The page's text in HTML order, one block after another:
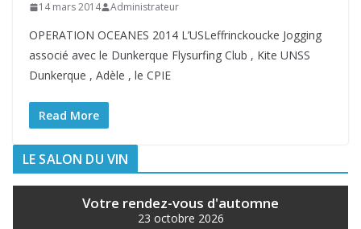
14 mars 2014 Administrateur
OPERATION OCEANES 2014 L’USLeffrinckoucke Jogging
associé avec le Dunkerque Flysurfing Club , Kite UNSS
Dunkerque , Adèle , le CPIE
Read More
LE SALON DU VIN
Votre rendez-vous d'automne
23 octobre 2026